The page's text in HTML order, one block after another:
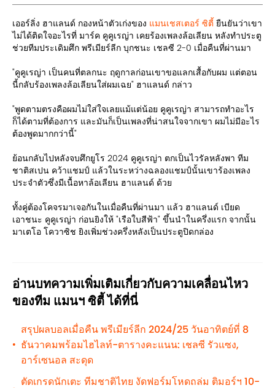
เออร์ลิ่ง ฮาแลนด์ กองหน้าตัวเก่งของ แมนเชสเตอร์ ซิตี้ ยืนยันว่าเขา
ไม่ได้ติดใจอะไรที่ มาร์ค คูคูเรญ่า เคยร้องเพลงล้อเลียน หลังทำประตู
ช่วยทีมประเดิมศึก พรีเมียร์ลีก บุกชนะ เชลซี 2-0 เมื่อคืนที่ผ่านมา
"คูคูเรญ่า เป็นคนที่ตลกนะ ฤดูกาลก่อนเขาขอแลกเสื้อกับผม แต่ตอน
นี้กลับร้องเพลงล้อเลียนใส่ผมเฉย" ฮาแลนด์ กล่าว
"พูดตามตรงคือผมไม่ใส่ใจเลยแม้แต่น้อย คูคูเรญ่า สามารถทำอะไร
ก็ได้ตามที่ต้องการ และมันก็เป็นเพลงที่น่าสนใจจากเขา ผมไม่มีอะไร
ต้องพูดมากกว่านี้"
ย้อนกลับไปหลังจบศึกยูโร 2024 คูคูเรญ่า ตกเป็นไวรัลหลังพา ทีม
ชาติสเปน คว้าแชมป์ แล้วในระหว่างฉลองแชมป์นั้นเขาร้องเพลง
ประจำตัวซึ่งมีเนื้อหาล้อเลียน ฮาแลนด์ ด้วย
ทั้งคู่ต้องโคจรมาเจอกันในเมื่อคืนที่ผ่านมา แล้ว ฮาแลนด์ เบียด
เอาชนะ คูคูเรญ่า ก่อนยิงให้ "เรือใบสีฟ้า" ขึ้นนำในครึ่งแรก จากนั้น
มาเตโอ โควาซิช ยิงเพิ่มช่วงครึ่งหลังเป็นประตูปิดกล่อง
อ่านบทความเพิ่มเติมเกี่ยวกับความเคลื่อนไหว
ของทีม แมนฯ ซิตี้ ได้ที่นี่
•
สรุปผลบอลเมื่อคืน พรีเมียร์ลีก 2024/25 วันอาทิตย์ที่ 8
ธันวาคมพร้อมไฮไลท์-ตารางคะแนน: เชลซี รัวแซง,
อาร์เซนอล สะดุด
ตัดเกรดนักเตะ ทีมชาติไทย งัดฟอร์มโหดถล่ม ติมอร์ฯ 10-